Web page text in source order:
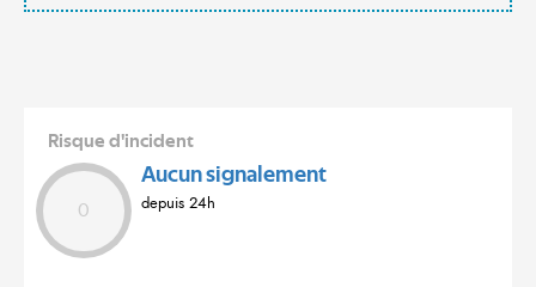
Risque d'incident
0
Aucun signalement
depuis 24h